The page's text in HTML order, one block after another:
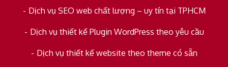
Dịch vụ SEO web chất lượng – uy tín tại TPHCM
Dịch vụ thiết kế Plugin WordPress theo yêu cầu
Dịch vụ thiết kế website theo theme có sẵn